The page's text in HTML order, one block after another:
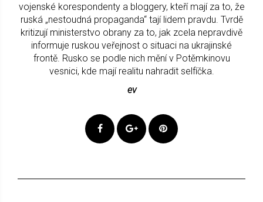
vojenské korespondenty a bloggery, kteří mají za to, že
ruská „nestoudná propaganda“ tají lidem pravdu. Tvrdě
kritizují ministerstvo obrany za to, jak zcela nepravdivě
informuje ruskou veřejnost o situaci na ukrajinské
frontě. Rusko se podle nich mění v Potěmkinovu
vesnici, kde mají realitu nahradit selfíčka.
ev